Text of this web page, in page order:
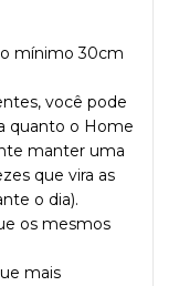
mínimo 30cm
você pode
quanto o Home
manter uma
que vira as
o dia).
os mesmos
mais